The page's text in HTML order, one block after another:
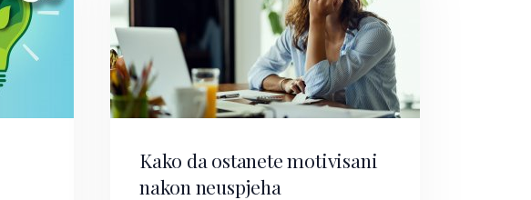
Kako da ostanete motivisani
nakon neuspjeha